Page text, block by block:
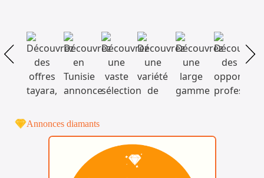
Annonces diamants